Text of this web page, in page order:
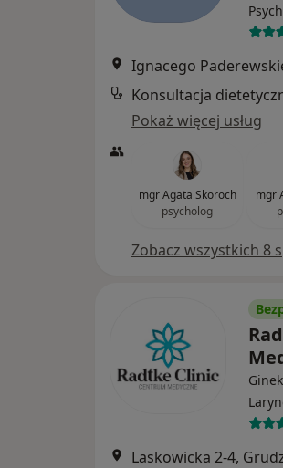
Ignacego
Konsultacja
Pokaż więcej usług
mgr Agata Skoroch
psycholog
mgr
Zobacz wszystkich 8
Laskowicka 2-4,